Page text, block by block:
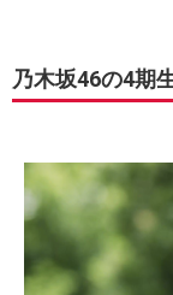
乃木坂46の4期